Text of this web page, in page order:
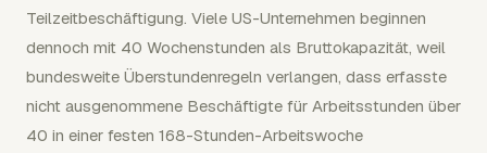
Teilzeitbeschäftigung. Viele US-Unternehmen beginnen
dennoch mit 40 Wochenstunden als Bruttokapazität, weil
bundesweite Überstundenregeln verlangen, dass erfasste
nicht ausgenommene Beschäftigte für Arbeitsstunden über
40 in einer festen 168-Stunden-Arbeitswoche